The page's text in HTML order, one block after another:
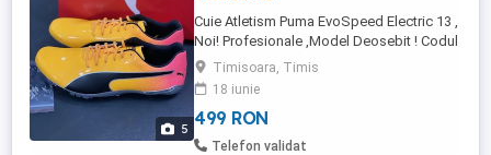
5
Cuie Atletism Puma EvoSpeed Electric 13 ,
Noi! Profesionale ,Model Deosebit ! Codul
Produsului Puma 377000 01 Marimi
disponibile : 37.5 , 40 , 40.5 , 42 , 43 , 44 ,
44.5 , 45 Noi in Cutia Originala Nu fac
Schimburi, Pozele Sunt Reale !! Predare
personala in Timisoara. Expediez oriunde
Timisoara, Timis
18 iunie
499 RON
Telefon validat